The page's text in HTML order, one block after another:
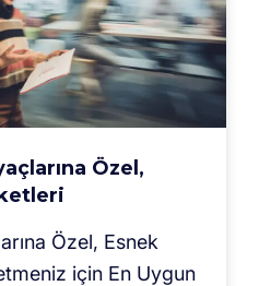
Özel,
Özel, Esnek
için En Uygun